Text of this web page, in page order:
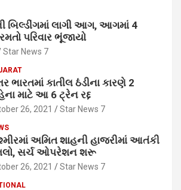
બિલ્ડીંગમાં લાગી આગ, આગમાં 4
પરિવાર ભૂંજાયો
Star News 7
ભારતમાં કાતીલ ઠંડીના કારણે 2
માટે આ 6 ટ્રેન રદ્દ
26, 2021 Star News 7
અમિત શાહની હાજરીમાં આતંકી
સર્ચ ઓપરેશન શરૂ
26, 2021 Star News 7